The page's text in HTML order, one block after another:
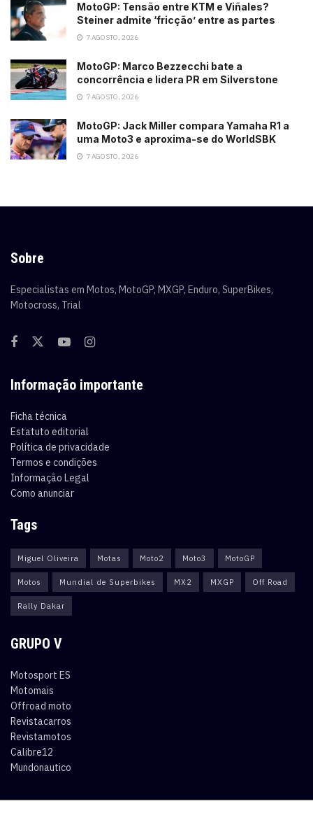
MotoGP: Tensão entre KTM e Viñales?
Steiner admite ‘fricção’ entre as partes
7 AGOSTO, 2026
MotoGP: Marco Bezzecchi bate a
concorrência e lidera PR em Silverstone
7 AGOSTO, 2026
MotoGP: Jack Miller compara Yamaha R1 a
uma Moto3 e aproxima-se do WorldSBK
7 AGOSTO, 2026
Sobre
Especialistas em Motos, MotoGP, MXGP, Enduro, SuperBikes,
Motocross, Trial
Informação importante
Ficha técnica
Estatuto editorial
Política de privacidade
Termos e condições
Informação Legal
Como anunciar
Tags
Miguel Oliveira Motas Moto2 Moto3 MotoGP
Motos Mundial de Superbikes MX2 MXGP Off Road
Rally Dakar
GRUPO V
Motosport ES
Motomais
Offroad moto
Revistacarros
Revistamotos
Calibre12
Mundonautico